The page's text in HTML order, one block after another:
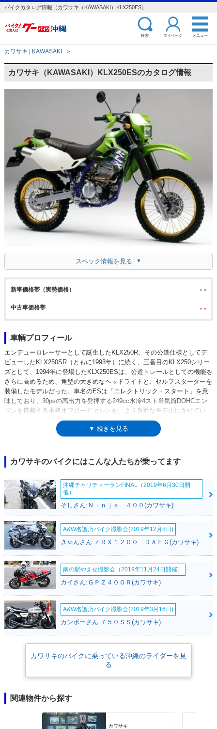
バイクカタログ情報（カワサキ（KAWASAKI）KLX250ES）
検索 マイページ メニュー
カワサキ | KAWASAKI ＞
カワサキ（KAWASAKI）KLX250ESのカタログ情報
スペック情報を見る
新車価格帯（実勢価格） - -
中古車価格帯 - -
車輌プロフィール
エンデューロレーサーとして誕生したKLX250R、その公道仕様としてデ
ビューしたKLX250SR（ともに1993年）に続く、三番目のKLX250シリー
ズとして、1994年に登場したKLX250ESは、公道トレールとしての機能を
さらに高めるため、角型の大きめなヘッドライトと、セルフスターターを
装備したモデルだった。車名のESは「エレクトリック・スタート」を意
味しており、30psの高出力を発揮する249cc水冷4スト単気筒DOHCエン
ジンを搭載する本格オフロードマシンを、より身近なモデルにさせてい
た。KLX250SRとともに1997年まで生産され、翌98年、形式上は両車を
統合するかたちで、後継モデルのKLX250が登場。「闘う、4スト。」こと
▼ 続きを見る
カワサキのバイクにはこんな人たちが乗ってます
沖縄チャリティーランFINAL（2019年6月30日開
催）
そしさん:Ｎｉｎｊａ ４００(カワサキ)
A&W名護店バイク撮影会(2019年12月8日)
きゃんさん:ＺＲＸ１２００ ＤＡＥＧ(カワサキ)
南の駅やえせ撮影会（2019年11月24日開催）
カイさん:ＧＰＺ４００Ｒ(カワサキ)
A&W名護店バイク撮影会(2019年3月16日)
カンポーさん:７５０ＳＳ(カワサキ)
カワサキのバイクに乗っている沖縄のライダーを見
る
関連物件から探す
カワサキ